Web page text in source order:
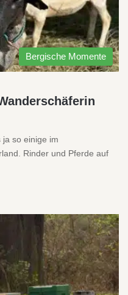
Bergische Momente
ja so einige im
Rinder und Pferde auf